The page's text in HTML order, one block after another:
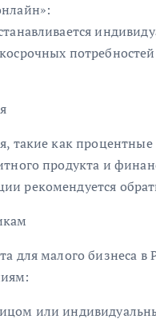
такие как
продукта и
рекомендуется
для малого бизнеса
или